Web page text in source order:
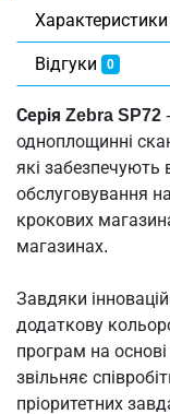
Характеристики
Відгуки 0
Серія Zebra SP72
одноплощинні
які забезпечують
обслуговування
крокових
магазинах.
Завдяки
додаткову
програм на
звільняє
пріоритетних